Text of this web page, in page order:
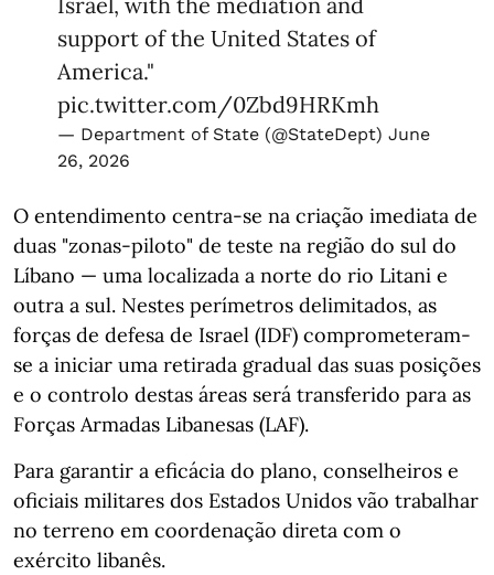
support of the United States of
America."
pic.twitter.com/0Zbd9HRKmh
— Department of State (@StateDept) June
26, 2026
O entendimento centra-se na criação imediata de
duas "zonas-piloto" de teste na região do sul do
Líbano — uma localizada a norte do rio Litani e
outra a sul. Nestes perímetros delimitados, as
forças de defesa de Israel (IDF) comprometeram-
se a iniciar uma retirada gradual das suas posições
e o controlo destas áreas será transferido para as
Forças Armadas Libanesas (LAF).
Para garantir a eficácia do plano, conselheiros e
oficiais militares dos Estados Unidos vão trabalhar
no terreno em coordenação direta com o
exército libanês.